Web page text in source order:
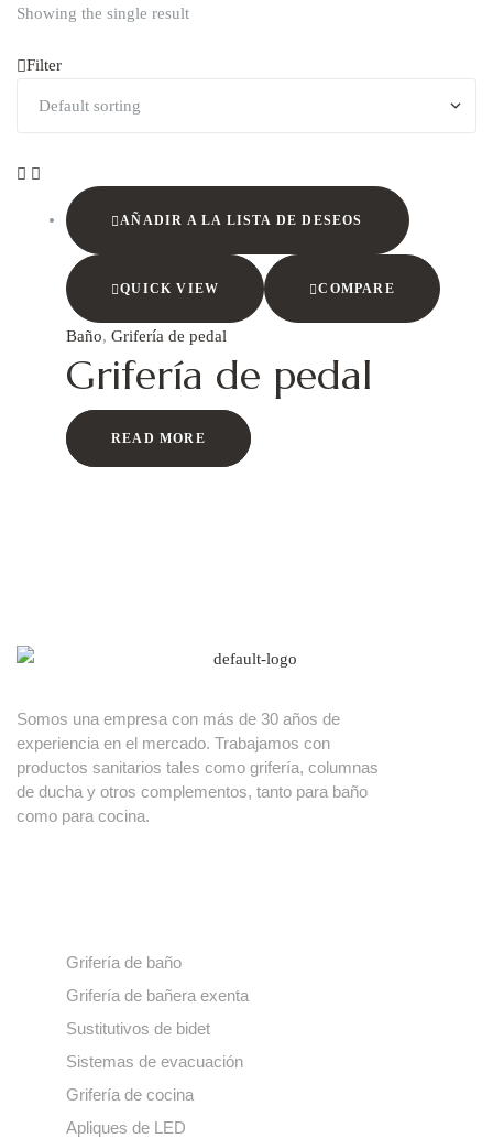
Showing the single result
Filter
AÑADIR A LA LISTA DE DESEOS
QUICK VIEW COMPARE
Baño, Grifería de pedal
Grifería de pedal
READ MORE
Somos una empresa con más de 30 años de
experiencia en el mercado. Trabajamos con
productos sanitarios tales como grifería, columnas
de ducha y otros complementos, tanto para baño
como para cocina.
Grifería de baño
Grifería de bañera exenta
Sustitutivos de bidet
Sistemas de evacuación
Grifería de cocina
Apliques de LED